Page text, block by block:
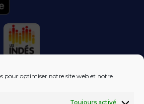
pour optimiser notre site web et notre
Toujours activé